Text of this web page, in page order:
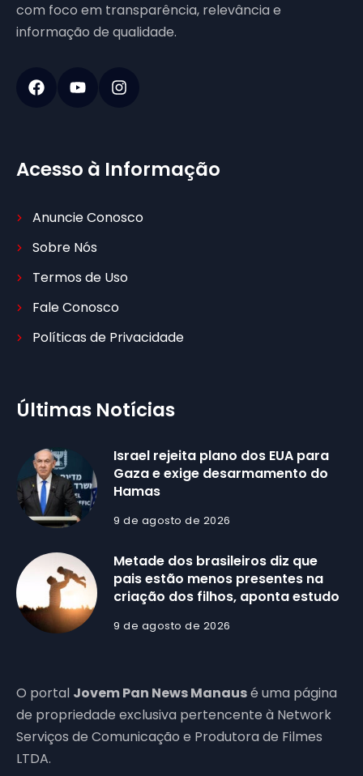
com foco em transparência, relevância e
informação de qualidade.
Acesso à Informação
Anuncie Conosco
Sobre Nós
Termos de Uso
Fale Conosco
Políticas de Privacidade
Últimas Notícias
Israel rejeita plano dos EUA para
Gaza e exige desarmamento do
Hamas
9 de agosto de 2026
Metade dos brasileiros diz que
pais estão menos presentes na
criação dos filhos, aponta estudo
9 de agosto de 2026
O portal Jovem Pan News Manausé uma página
de propriedade exclusiva pertencente à Network
Serviços de Comunicação e Produtora de Filmes
LTDA.